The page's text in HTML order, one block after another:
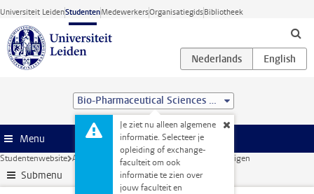
Ga direct naar de inhoud
Universiteit LeidenStudentenMedewerkersOrganisatiegidsBibliotheek
Bio-Pharmaceutical Sciences (MSc)
Je ziet nu alleen algemene
informatie. Selecteer je
opleiding of exchange-
faculteit om ook
informatie te zien over
jouw faculteit en
Menu
Studentenwebsite Administratie Je persoonlijke gegevens wijzigen
Submenu